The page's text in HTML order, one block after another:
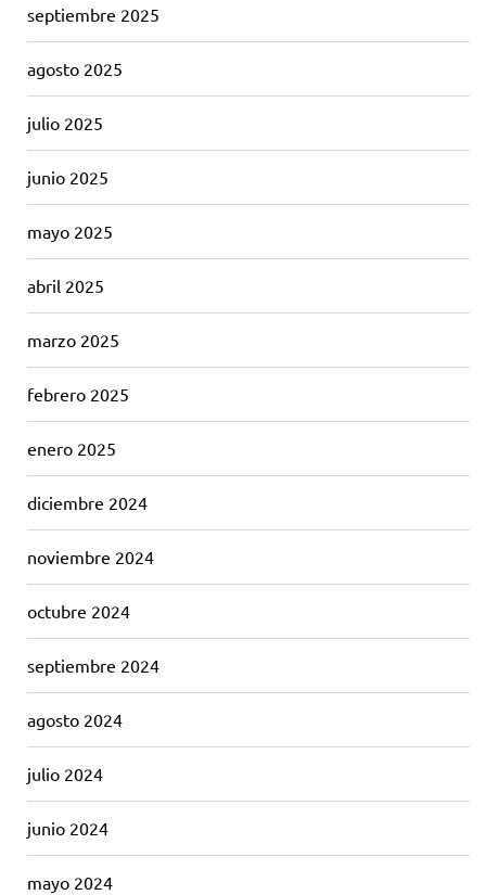
septiembre 2025
agosto 2025
julio 2025
junio 2025
mayo 2025
abril 2025
marzo 2025
febrero 2025
enero 2025
diciembre 2024
noviembre 2024
octubre 2024
septiembre 2024
agosto 2024
julio 2024
junio 2024
mayo 2024